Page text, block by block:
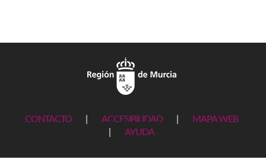
CONTACTO ACCESIBILIDAD
MAPA WEB
AYUDA